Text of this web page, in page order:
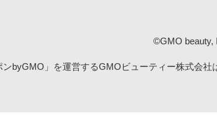
©GMO beauty,
ンbyGMO」を運営するGMOビューティー株式会社